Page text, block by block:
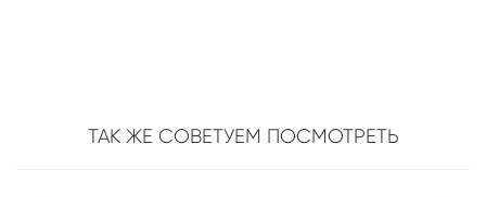
ТАК ЖЕ СОВЕТУЕМ ПОСМОТРЕТЬ